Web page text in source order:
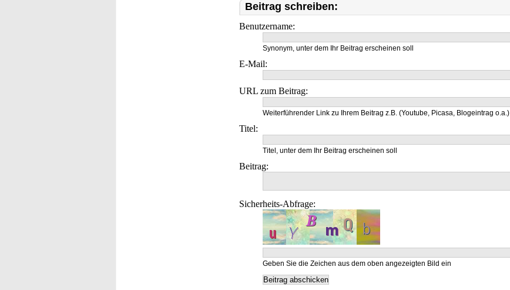
Beitrag schreiben:
Benutzername:
Synonym, unter dem Ihr Beitrag erscheinen soll
E-Mail:
URL zum Beitrag:
Weiterführender Link zu Ihrem Beitrag z.B. (Youtube, Picasa, Blogeintrag o.a.)
Titel:
Titel, unter dem Ihr Beitrag erscheinen soll
Beitrag:
Sicherheits-Abfrage:
Geben Sie die Zeichen aus dem oben angezeigten Bild ein